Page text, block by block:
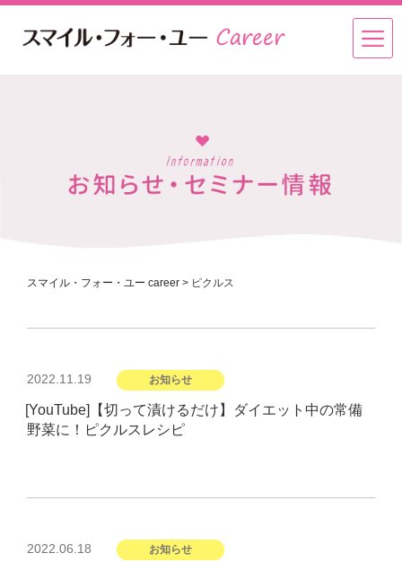
スマイル・フォー・ユー career > ピクルス
投
日:
2022.11.19 お知らせ
[YouTube]【切って漬けるだけ】ダイエット中の常備
野菜に！ピクルスレシピ
投
2022.06.18 お知らせ